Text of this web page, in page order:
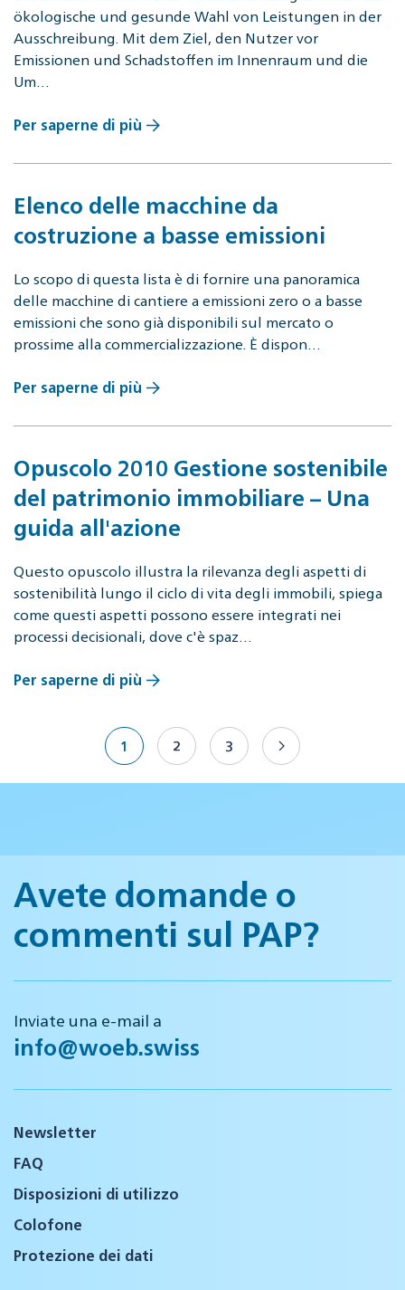
ökologische und gesunde Wahl von Leistungen in der
Ausschreibung. Mit dem Ziel, den Nutzer vor
Emissionen und Schadstoffen im Innenraum und die
Um…
Per saperne di più
Elenco delle macchine da
costruzione a basse emissioni
Lo scopo di questa lista è di fornire una panoramica
delle macchine di cantiere a emissioni zero o a basse
emissioni che sono già disponibili sul mercato o
prossime alla commercializzazione. È dispon…
Per saperne di più
Opuscolo 2010 Gestione sostenibile
del patrimonio immobiliare – Una
guida all'azione
Questo opuscolo illustra la rilevanza degli aspetti di
sostenibilità lungo il ciclo di vita degli immobili, spiega
come questi aspetti possono essere integrati nei
processi decisionali, dove c'è spaz…
Per saperne di più
1 2 3
Avete domande o
commenti sul PAP?
Inviate una e-mail a
info@woeb.swiss
Newsletter
FAQ
Disposizioni di utilizzo
Colofone
Protezione dei dati